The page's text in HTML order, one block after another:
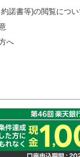
諾書等)の閲覧につ
へ